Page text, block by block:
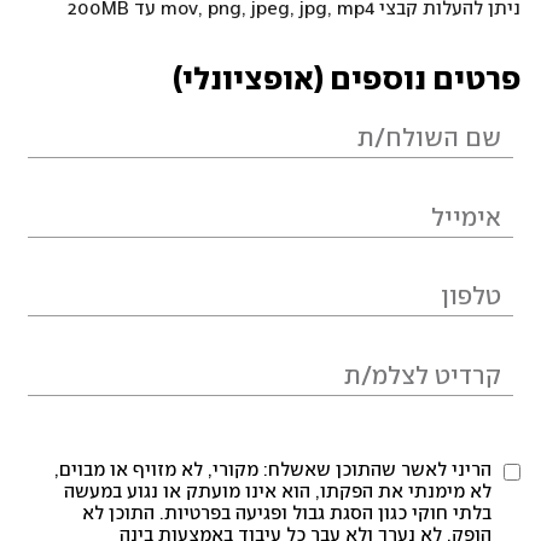
ניתן להעלות קבצי mov, png, jpeg, jpg, mp4 עד 200MB
פרטים נוספים (אופציונלי)
הריני לאשר שהתוכן שאשלח: מקורי, לא מזויף או מבוים,
לא מימנתי את הפקתו, הוא אינו מועתק או נגוע במעשה
בלתי חוקי כגון הסגת גבול ופגיעה בפרטיות. התוכן לא
הופק, לא נערך ולא עבר כל עיבוד באמצעות בינה